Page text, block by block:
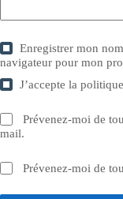
Enregistrer mon
navigateur pour mon
J’accepte la
Prévenez-moi de
mail.
Prévenez-moi de